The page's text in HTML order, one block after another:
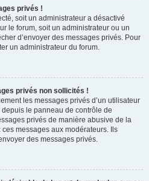
privés !
soit un administrateur a désactivé
le forum, soit un administrateur ou un
d’envoyer des messages privés. Pour
un administrateur du forum.
privés non sollicités !
les messages privés d’un utilisateur
le panneau de contrôle de
privés de manière abusive de la
messages aux modérateurs. Ils
des messages privés.